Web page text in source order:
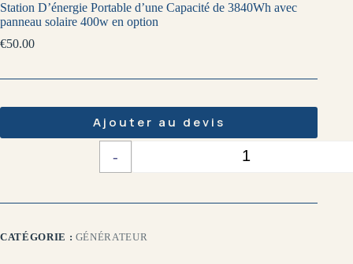
Station D’énergie Portable d’une Capacité de 3840Wh avec
panneau solaire 400w en option
€50.00
-
Ajouter au devis
CATÉGORIE : GÉNÉRATEUR